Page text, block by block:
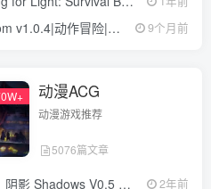
容量3.8GB|免安装绿色中文版 9个月前
动漫ACG
动漫游戏推荐
5076篇文章
V0.5 汉化版【960M】 2年前